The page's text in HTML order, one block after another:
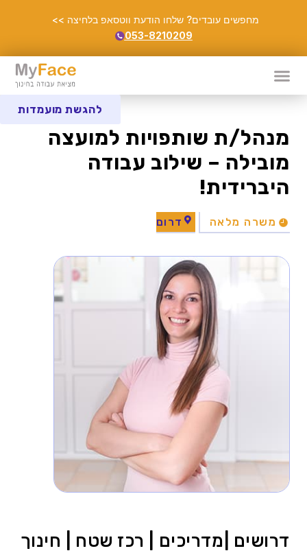
מחפשים עובדים? שלחו הודעת ווטסאפ בלחיצה >>
053-8210209
מנהל/ת שותפויות למועצה
מובילה – שילוב עבודה
היברידית!
משרה מלאה דרום
להגשת מועמדות
דרושים |מדריכים | רכז שטח | חינוך